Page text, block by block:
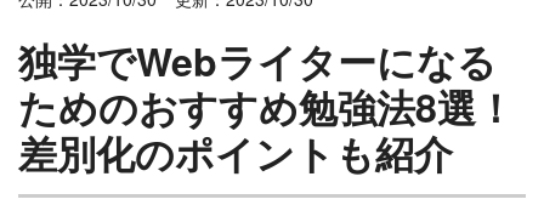
独学でWebライターになる
ためのおすすめ勉強法8選！
差別化のポイントも紹介